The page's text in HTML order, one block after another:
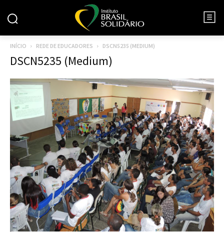
INÍCIO REDE DE EDUCADORES DSCN5235 (MEDIUM)
DSCN5235 (Medium)